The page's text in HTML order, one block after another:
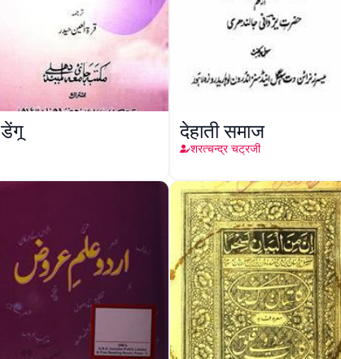
डेंगू देहाती समाज
शरत्चन्द्र चट्रजी